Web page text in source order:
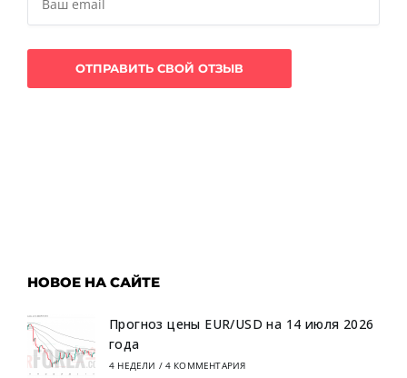
НОВОЕ НА САЙТЕ
Прогноз цены EUR/USD на 14 июля 2026
года
4 НЕДЕЛИ / 4 КОММЕНТАРИЯ